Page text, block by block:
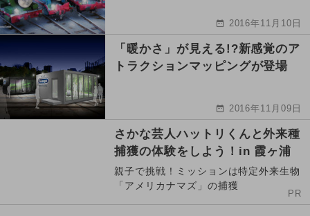
2016年11月10日
「暖かさ」が見える!?新感覚のア
トラクションマッピングが登場
2016年11月09日
さかな芸人ハットリくんと外来種
捕獲の体験をしよう！in 霞ヶ浦
親子で挑戦！ミッションは特定外来生物
「アメリカナマズ」の捕獲
PR